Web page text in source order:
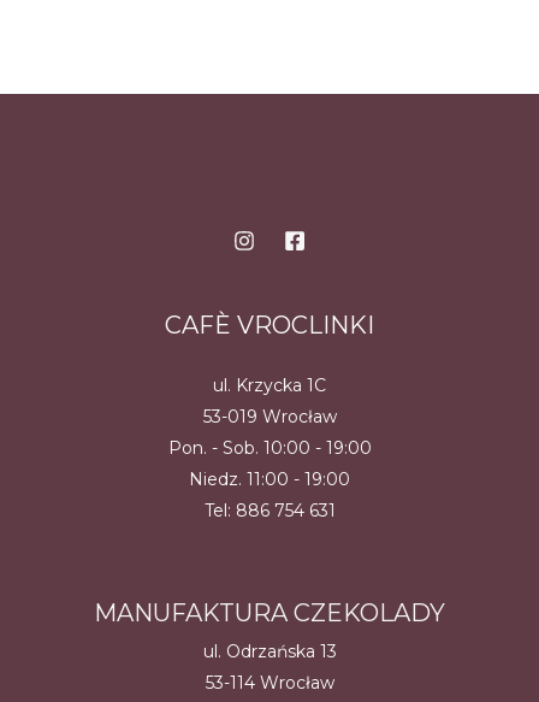
CAFÈ VROCLINKI
ul. Krzycka 1C
53-019 Wrocław
Pon. - Sob. 10:00 - 19:00
Niedz. 11:00 - 19:00
Tel: 886 754 631
MANUFAKTURA CZEKOLADY
ul. Odrzańska 13
53-114 Wrocław